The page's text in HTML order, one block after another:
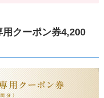
クーポン券4,200